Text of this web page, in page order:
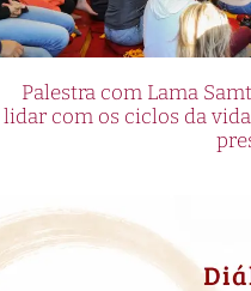
Palestra com Lama
lidar com os ciclos da